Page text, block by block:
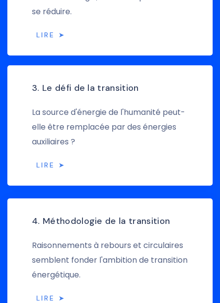
se réduire.
LIRE ➤
3. Le défi de la transition
La source d'énergie de l'humanité peut-
elle être remplacée par des énergies
auxiliaires ?
LIRE ➤
4. Méthodologie de la transition
Raisonnements à rebours et circulaires
semblent fonder l'ambition de transition
énergétique.
LIRE ➤